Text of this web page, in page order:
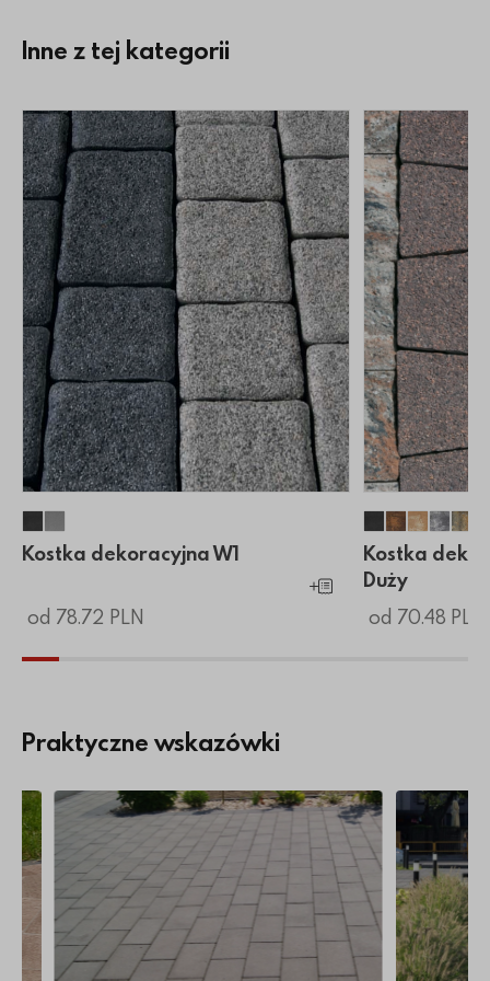
Inne z tej kategorii
Kostka dekoracyjna W1
Kostka dekoracyjna W1
Kostka dekoracyjna W1
od 78.72 PLN
Dodaj do koszyka
Kostka
Kostka
Kostka
Kostka
Duży
od 70.48 PLN
Praktyczne wskazówki
producenta
Więcej o Impregnacja kostki brukowej Więcej o